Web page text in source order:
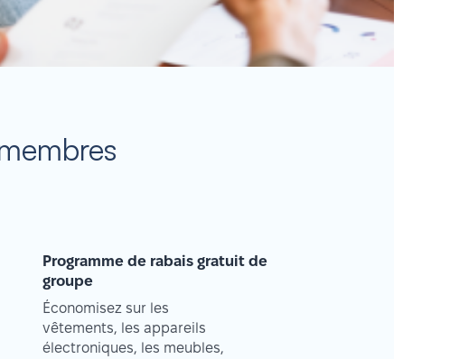
Programme de rabais gratuit de
groupe
Économisez sur les
vêtements, les appareils
électroniques, les meubles,